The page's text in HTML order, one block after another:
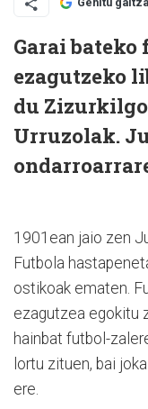
Garai bateko
ezagutzeko
du
Urruzolak.
1901ean jaio zen
Futbola
ostikoak ematen.
ezagutzea egokitu
hainbat futbol-
lortu zituen, bai
ere.